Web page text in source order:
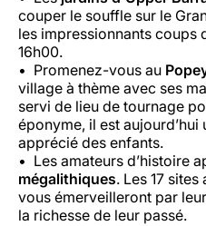
couper le souffle sur le
les impressionnants coups
16h00.
Promenez-vous au
village à thème avec ses
servi de lieu de tournage
éponyme, il est
apprécié des enfants.
Les amateurs d’histoire
mégalithiques. Les 17
vous émerveilleront par
la richesse de leur passé.